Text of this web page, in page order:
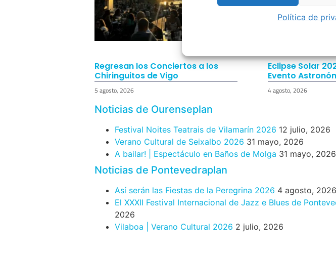
Política de
Regresan los Conciertos a los
Chiringuitos de Vigo
5 agosto, 2026
Eclipse Solar
Evento
4 agosto, 2026
Noticias de Ourenseplan
Festival Noites Teatrais de Vilamarín 2026 12 julio, 2026
Verano Cultural de Seixalbo 2026 31 mayo, 2026
A bailar! | Espectáculo en Baños de Molga 31 mayo, 2026
Noticias de Pontevedraplan
Así serán las Fiestas de la Peregrina 2026 4 agosto, 2026
El XXXII Festival Internacional de Jazz e Blues de
2026
Vilaboa | Verano Cultural 2026 2 julio, 2026